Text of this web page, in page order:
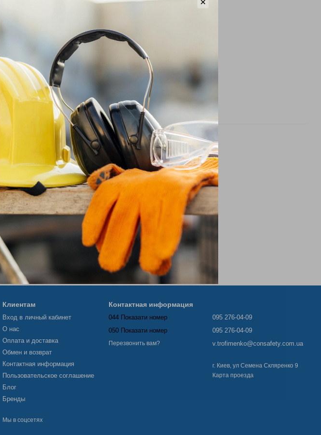
Размер
8 9 10
Купить
Доставка Оплата Повернення
Клиентам
Вход в личный кабинет
О нас
Оплата и доставка
Обмен и возврат
Контактная информация
Пользовательское соглашение
Блог
Бренды
Мы в соцсетях
Контактная информация
044 Показати номер
050 Показати номер
Перезвонить вам?
095 276-04-09
095 276-04-09
v.trofimenko@consafety.com.ua
г. Киев, ул Семена Скляренко 9
Карта проезда
✕